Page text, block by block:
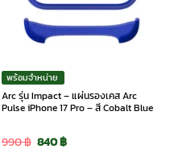
พร้อมจำหน่าย
Arc รุ่น Impact – แผ่นรองเคส Arc
Pulse iPhone 17 Pro – สี Cobalt Blue
990฿ Original
840฿Current